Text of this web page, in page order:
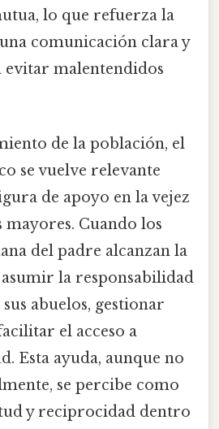
lo que refuerza la
comunicación clara y
malentendidos
de la población, el
se vuelve relevante
de apoyo en la vejez
Cuando los
del padre alcanzan la
la responsabilidad
abuelos, gestionar
el acceso a
Esta ayuda, aunque no
se percibe como
y reciprocidad dentro